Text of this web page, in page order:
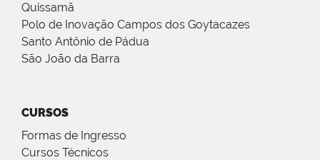
Quissamã
Polo de Inovação Campos dos Goytacazes
Santo Antônio de Pádua
São João da Barra
CURSOS
Formas de Ingresso
Cursos Técnicos